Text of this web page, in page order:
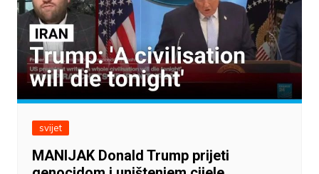
svijet
MANIJAK Donald Trump prijeti